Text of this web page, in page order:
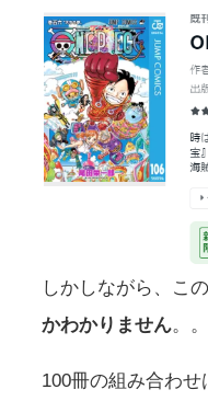
しかしながら、こ
かわかりません
100冊の組み合わ